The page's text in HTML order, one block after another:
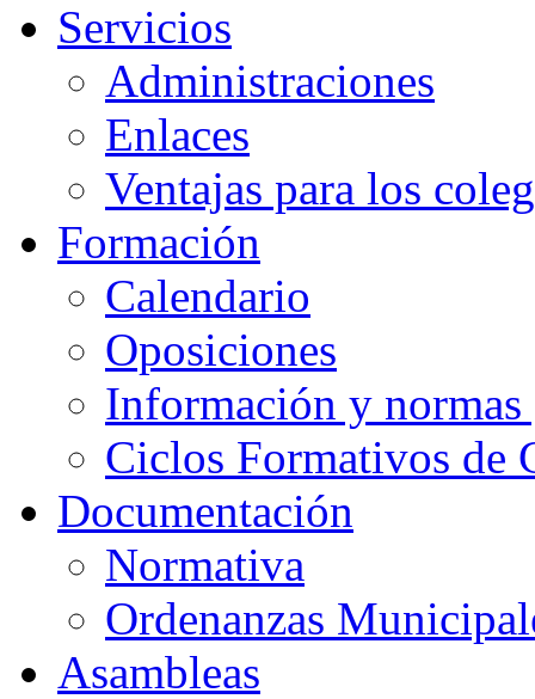
Servicios
Administraciones
Enlaces
Ventajas para los
Formación
Calendario
Oposiciones
Información y normas
Ciclos Formativos de
Documentación
Normativa
Ordenanzas
Asambleas